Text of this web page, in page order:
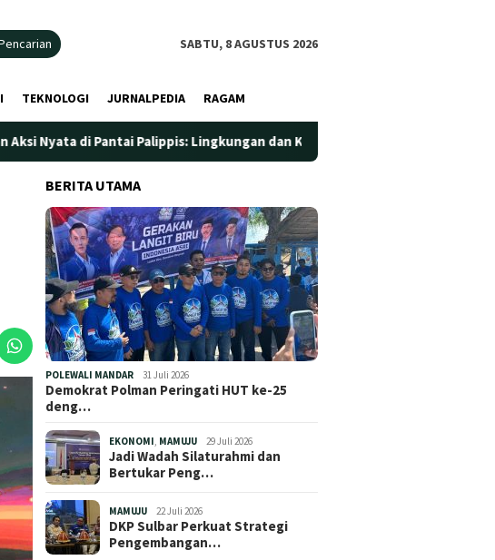
SABTU, 8 AGUSTUS 2026
TEKNOLOGI JURNALPEDIA RAGAM
Palippis: Lingkungan dan Kesehatan Jadi Prioritas
BERITA UTAMA
POLEWALI MANDAR 31 Juli 2026
Demokrat Polman Peringati HUT ke-25
deng…
EKONOMI MAMUJU 29 Juli 2026
Jadi Wadah Silaturahmi dan
Bertukar Peng…
MAMUJU 22 Juli 2026
DKP Sulbar Perkuat Strategi
Pengembangan…